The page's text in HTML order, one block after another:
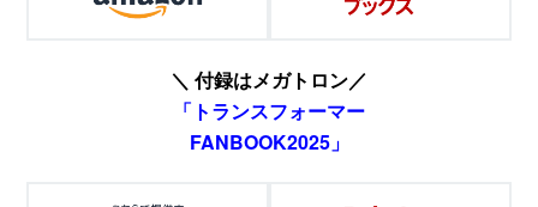
＼ 付録はメガトロン／
「トランスフォーマー
FANBOOK2025」